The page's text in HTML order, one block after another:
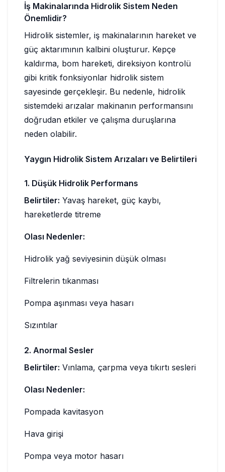
İş Makinalarında Hidrolik Sistem Neden
Önemlidir?
Hidrolik sistemler, iş makinalarının hareket ve
güç aktarımının kalbini oluşturur. Kepçe
kaldırma, bom hareketi, direksiyon kontrolü
gibi kritik fonksiyonlar hidrolik sistem
sayesinde gerçekleşir. Bu nedenle, hidrolik
sistemdeki arızalar makinanın performansını
doğrudan etkiler ve çalışma duruşlarına
neden olabilir.
Yaygın Hidrolik Sistem Arızaları ve Belirtileri
1. Düşük Hidrolik Performans
Belirtiler: Yavaş hareket, güç kaybı,
hareketlerde titreme
Olası Nedenler:
Hidrolik yağ seviyesinin düşük olması
Filtrelerin tıkanması
Pompa aşınması veya hasarı
Sızıntılar
2. Anormal Sesler
Belirtiler: Vınlama, çarpma veya tıkırtı sesleri
Olası Nedenler:
Pompada kavitasyon
Hava girişi
Pompa veya motor hasarı